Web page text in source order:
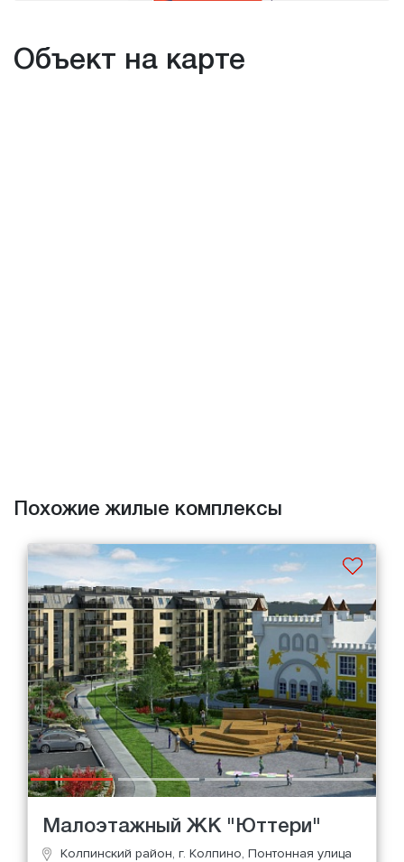
Объект на карте
Похожие жилые комплексы
Малоэтажный ЖК "Юттери"
Колпинский район, г. Колпино, Понтонная улица